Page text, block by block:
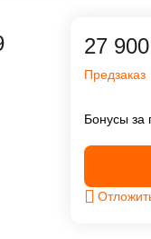
27 900
Предзаказ
Бонусы за